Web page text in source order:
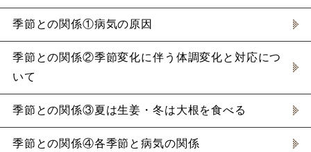
季節との関係①病気の原因
季節との関係②季節変化に伴う体調変化と対応につ
いて
季節との関係③夏は生姜・冬は大根を食べる
季節との関係④各季節と病気の関係